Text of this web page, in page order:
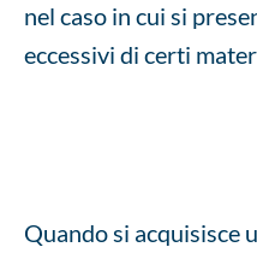
nel caso in cui si
eccessivi di certi
Quando si acquisisce